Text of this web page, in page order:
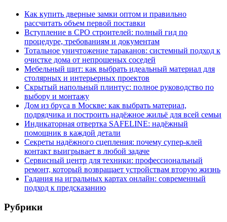
Как купить дверные замки оптом и правильно
рассчитать объем первой поставки
Вступление в СРО строителей: полный гид по
процедуре, требованиям и документам
Тотальное уничтожение тараканов: системный подход к
очистке дома от непрошеных соседей
Мебельный щит: как выбрать идеальный материал для
столярных и интерьерных проектов
Скрытый напольный плинтус: полное руководство по
выбору и монтажу
Дом из бруса в Москве: как выбрать материал,
подрядчика и построить надёжное жильё для всей семьи
Индикаторная отвертка SAFELINE: надёжный
помощник в каждой детали
Секреты надёжного сцепления: почему супер‑клей
контакт выигрывает в любой задаче
Сервисный центр для техники: профессиональный
ремонт, который возвращает устройствам вторую жизнь
Гадания на игральных картах онлайн: современный
подход к предсказанию
Рубрики